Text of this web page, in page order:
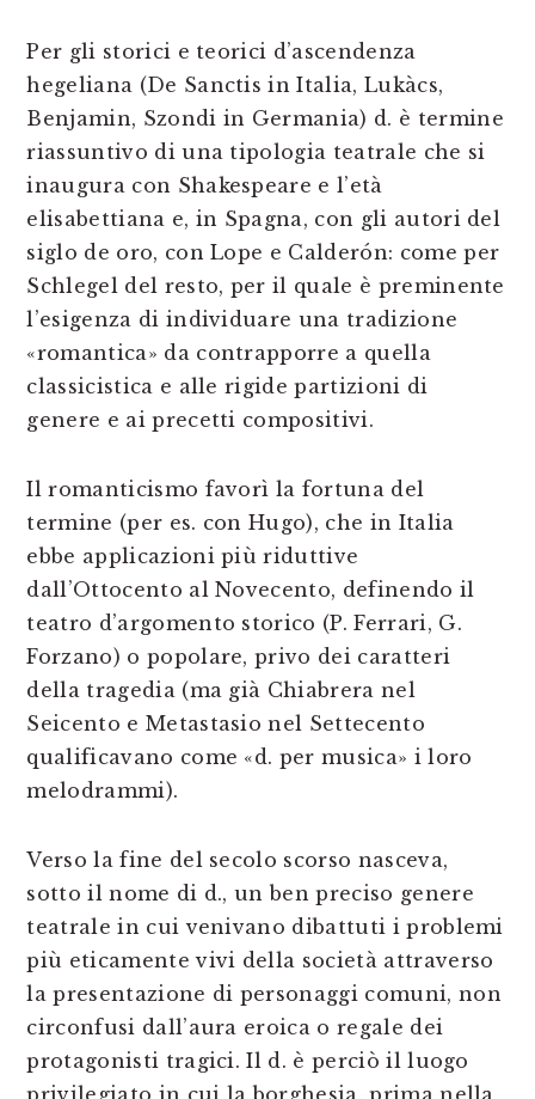
Per gli storici e teorici d’ascendenza
hegeliana (De Sanctis in Italia, Lukàcs,
Benjamin, Szondi in Germania) d. è termine
riassuntivo di una tipologia teatrale che si
inaugura con Shakespeare e l’età
elisabettiana e, in Spagna, con gli autori del
siglo de oro, con Lope e Calderón: come per
Schlegel del resto, per il quale è preminente
l’esigenza di individuare una tradizione
«romantica» da contrapporre a quella
classicistica e alle rigide partizioni di
genere e ai precetti compositivi.
Il romanticismo favorì la fortuna del
termine (per es. con Hugo), che in Italia
ebbe applicazioni più riduttive
dall’Ottocento al Novecento, definendo il
teatro d’argomento storico (P. Ferrari, G.
Forzano) o popolare, privo dei caratteri
della tragedia (ma già Chiabrera nel
Seicento e Metastasio nel Settecento
qualificavano come «d. per musica» i loro
melodrammi).
Verso la fine del secolo scorso nasceva,
sotto il nome di d., un ben preciso genere
teatrale in cui venivano dibattuti i problemi
più eticamente vivi della società attraverso
la presentazione di personaggi comuni, non
circonfusi dall’aura eroica o regale dei
protagonisti tragici. Il d. è perciò il luogo
privilegiato in cui la borghesia, prima nella